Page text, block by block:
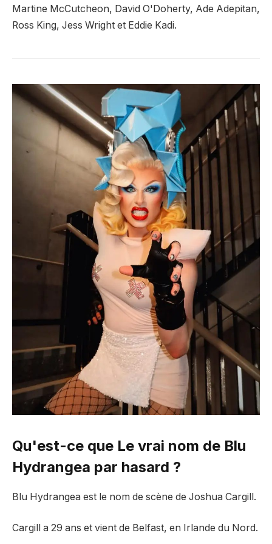
Martine McCutcheon, David O'Doherty, Ade Adepitan,
Ross King, Jess Wright et Eddie Kadi.
Qu'est-ce que Le vrai nom de Blu
Hydrangea par hasard ?
Blu Hydrangea est le nom de scène de Joshua Cargill.
Cargill a 29 ans et vient de Belfast, en Irlande du Nord.